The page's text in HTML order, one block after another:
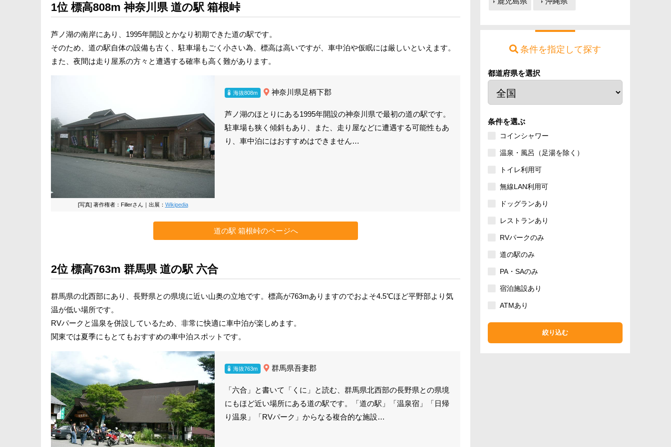
1位 標高808m 神奈川県 道の駅 箱根峠
芦ノ湖の南岸にあり、1995年開設とかなり初期できた道の駅です。
そのため、道の駅自体の設備も古く、駐車場もごく小さい為、標高は高いですが、車中泊や仮眠には厳しいといえます。
また、夜間は走り屋系の方々と遭遇する確率も高く難があります。
[写真] 著作権者：Fillerさん｜出展： Wikipedia
海抜808m 神奈川県足柄下郡
芦ノ湖のほとりにある1995年開設の神奈川県で最初の道の駅です。
駐車場も狭く傾斜もあり、また、走り屋などに遭遇する可能性もあ
り、車中泊にはおすすめはできません…
道の駅 箱根峠のページへ
2位 標高763m 群馬県 道の駅 六合
群馬県の北西部にあり、長野県との県境に近い山奥の立地です。標高が763mありますのでおよそ4.5℃ほど平野部より気
温が低い場所です。
RVパークと温泉を併設しているため、非常に快適に車中泊が楽しめます。
関東では夏季にもとてもおすすめの車中泊スポットです。
海抜763m 群馬県吾妻郡
「六合」と書いて「くに」と読む、群馬県北西部の長野県との県境
にもほど近い場所にある道の駅です。「道の駅」「温泉宿」「日帰
り温泉」「RVパーク」からなる複合的な施設…
条件を指定して探す
都道府県を選択
条件を選ぶ
コインシャワー
温泉・風呂（足湯を除く）
トイレ利用可
無線LAN利用可
ドッグランあり
レストランあり
RVパークのみ
道の駅のみ
PA・SAのみ
宿泊施設あり
ATMあり
絞り込む